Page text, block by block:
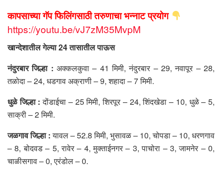
कापसाच्या गॅप फिलिंगसाठी तरुणाचा भन्नाट प्रयोग
https://youtu.be/vJ7zM35MvpM
खान्देशातील गेल्या 24 तासातील पाऊस
नंदुरबार जिल्हा : अक्कलकुवा – 41 मिमी, नंदुरबार – 29, नवापूर – 28,
तळोदा – 24, धडगाव अक्राणी – 9, शहादा – 7 मिमी.
धुळे जिल्हा : दोंडाईचा – 25 मिमी, शिरपूर – 24, शिंदखेडा – 10, धुळे – 5,
साक्री – 2 मिमी.
जळगाव जिल्हा :यावल – 52.8 मिमी, भुसावळ – 10, चोपडा – 10, धरणगाव
– 8, बोदवड – 5, रावेर – 4, मुक्ताईनगर – 3, पाचोरा – 3, जामनेर – 0,
चाळीसगाव – 0, एरंडोल – 0.